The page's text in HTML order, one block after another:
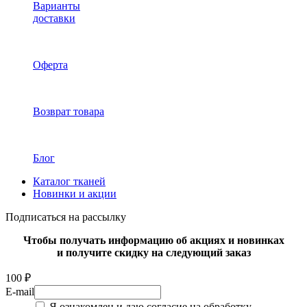
Варианты
доставки
Оферта
Возврат товара
Блог
Каталог тканей
Новинки и акции
Подписаться на рассылку
Чтобы получать информацию об акциях и новинках
и получите скидку на следующий заказ
100 ₽
E-mail